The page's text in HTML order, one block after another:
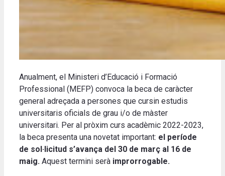
Anualment, el Ministeri d’Educació i Formació
Professional (MEFP) convoca la beca de caràcter
general adreçada a persones que cursin estudis
universitaris oficials de grau i/o de màster
universitari. Per al pròxim curs acadèmic 2022-2023,
la beca presenta una novetat important: el període
de sol·licitud s’avança del 30 de març al 16 de
maig. Aquest termini serà improrrogable.